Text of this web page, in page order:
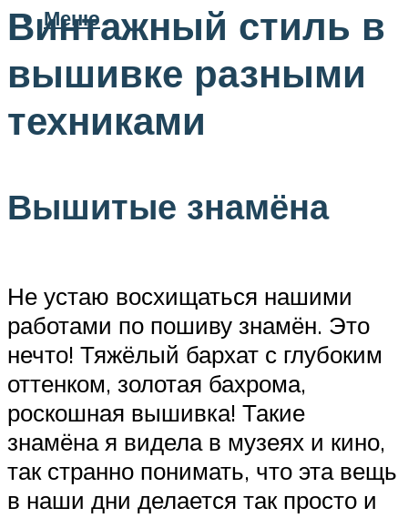
Меню
Винтажный стиль в
вышивке разными
техниками
Вышитые знамёна
Не устаю восхищаться нашими
работами по пошиву знамён. Это
нечто! Тяжёлый бархат с глубоким
оттенком, золотая бахрома,
роскошная вышивка! Такие
знамёна я видела в музеях и кино,
так странно понимать, что эта вещь
в наши дни делается так просто и